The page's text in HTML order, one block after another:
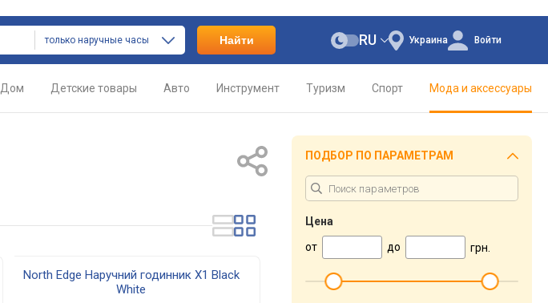
только наручные часы Найти Украина
RU Войти
Дом Детские товары Авто Инструмент Туризм Спорт Мода и аксессуары
North Edge Наручний годинник X1 Black
White
ПОДБОР ПО ПАРАМЕТРАМ
Цена
от
до грн.